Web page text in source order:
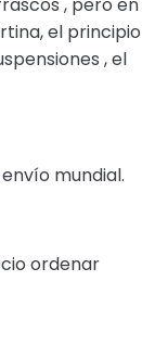
, pero en
el principio
, el
mundial.
ordenar